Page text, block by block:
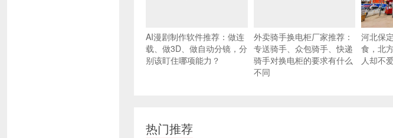
AI漫剧制作软件推荐：做连
载、做3D、做自动分镜，分
别该盯住哪项能力？
外卖骑手换电柜厂家推荐：
专送骑手、众包骑手、快递
骑手对换电柜的要求有什么
不同
河北保
食，北
人却不
热门推荐